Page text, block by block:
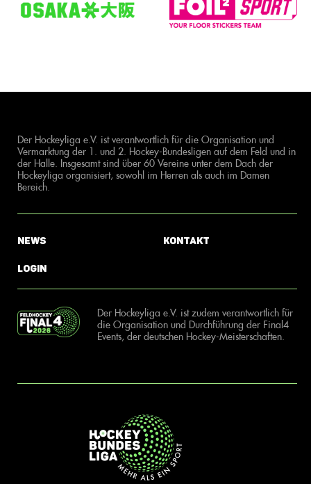
Der Hockeyliga e.V. ist verantwortlich für die Organisation und
Vermarktung der 1. und 2. Hockey-Bundesligen auf dem Feld und in
der Halle. Insgesamt sind über 60 Vereine unter dem Dach der
Hockeyliga organisiert, sowohl im Herren als auch im Damen
Bereich.
News
Login
Kontakt
Der Hockeyliga e.V. ist zudem verantwortlich für
die Organisation und Durchführung der Final4
Events, der deutschen Hockey-Meisterschaften.